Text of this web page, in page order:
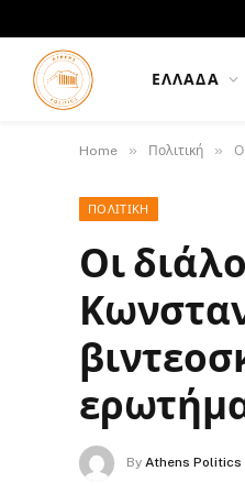
ΕΛΛΆΔΑ
Home » Πολιτική »
ΠΟΛΙΤΙΚΉ
Οι
By Athens Politics